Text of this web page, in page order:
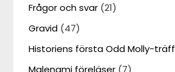
Frågor och svar (21)
Gravid (47)
Historiens första Odd Molly-träff
Malenami föreläser (7)